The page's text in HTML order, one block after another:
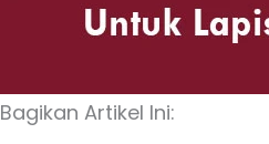
Bagikan Artikel Ini: